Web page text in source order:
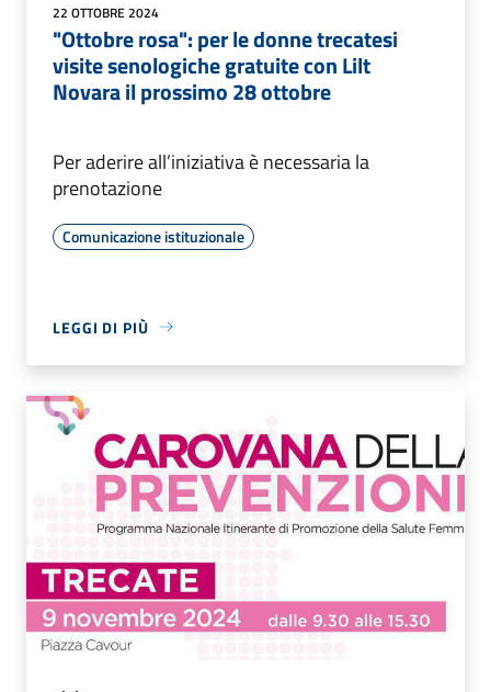
22 OTTOBRE 2024
"Ottobre rosa": per le donne trecatesi
visite senologiche gratuite con Lilt
Novara il prossimo 28 ottobre
Per aderire all’iniziativa è necessaria la
prenotazione
Comunicazione istituzionale
LEGGI DI PIÙ